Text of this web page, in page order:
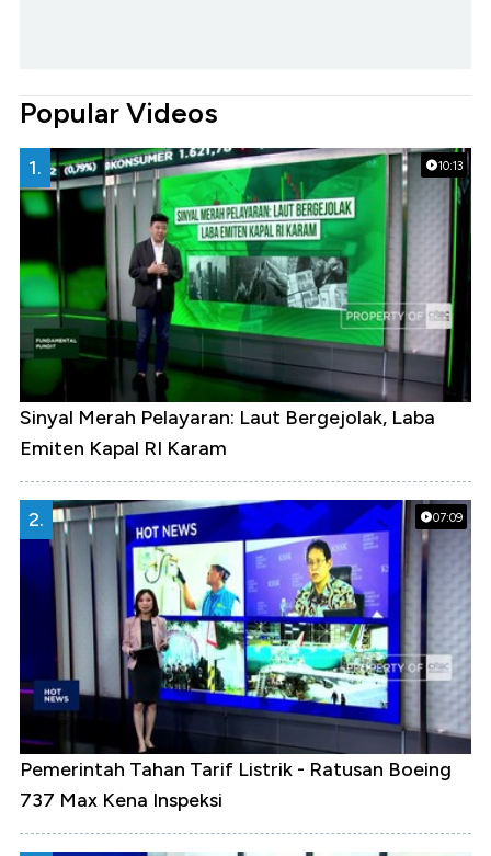
Popular Videos
10:13
1.
Sinyal Merah Pelayaran: Laut Bergejolak, Laba
Emiten Kapal RI Karam
07:09
2.
Pemerintah Tahan Tarif Listrik - Ratusan Boeing
737 Max Kena Inspeksi